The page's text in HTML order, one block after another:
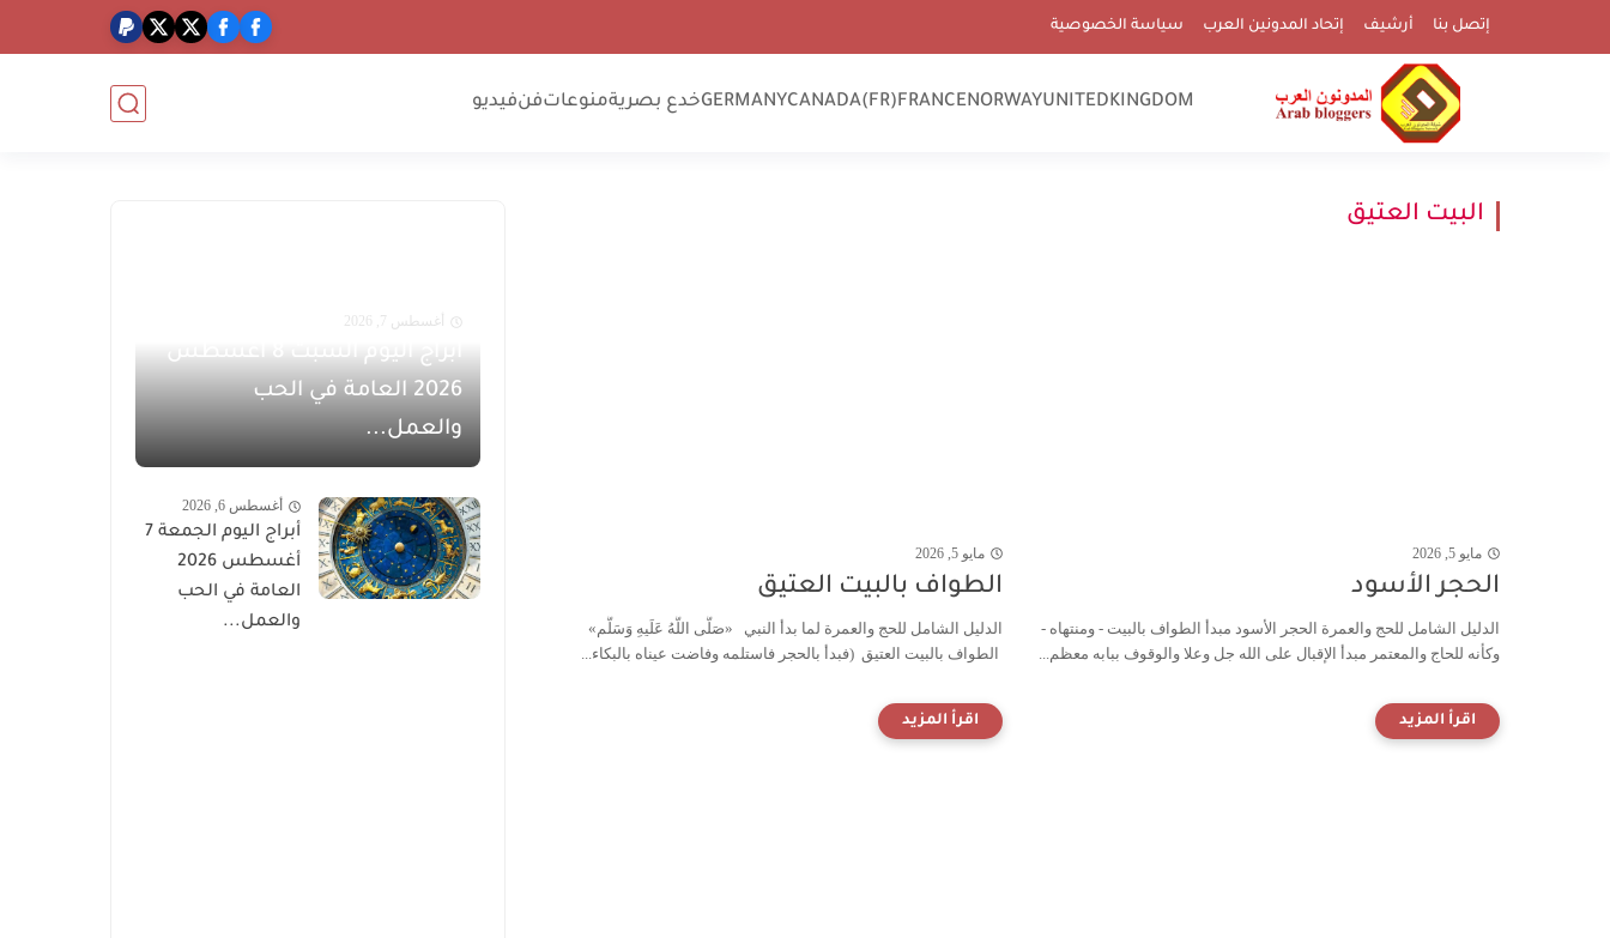
إتصل بنا أرشيف إتحاد المدونين العرب سياسة الخصوصية
UNITEDKINGDOM
NORWAY
FRANCE
CANADA(FR)
GERMANYخدع بصريةمنوعاتفنفيديو
البيت العتيق
مايو 5, 2026
الحجر الأسود
الدليل الشامل للحج والعمرة الحجر الأسود مبدأ الطواف بالبيت - ومنتهاه -
وكأنه للحاج والمعتمر مبدأ الإقبال على الله جل وعلا والوقوف ببابه معظم...
مايو 5, 2026
الطواف بالبيت العتيق
الدليل الشامل للحج والعمرة لما بدأ النبي «صَلَّى اللَّهُ عَلَيهِ وَسَلَّم»
الطواف بالبيت العتيق (فبدأ بالحجر فاستلمه وفاضت عيناه بالبكاء...
أغسطس 7, 2026
أبراج اليوم السبت 8 أغسطس
2026 العامة في الحب
والعمل...
أغسطس 6, 2026
أبراج اليوم الجمعة 7
أغسطس 2026
العامة في الحب
والعمل...